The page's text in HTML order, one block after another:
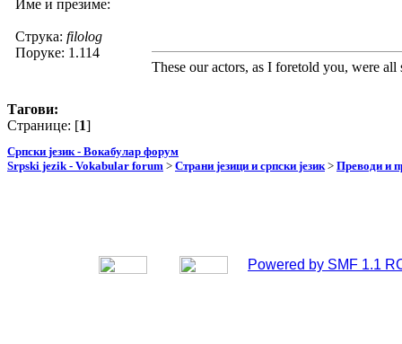
Име и презиме:
Струка: filolog
Поруке: 1.114
These our actors, as I foretold you, were
Тагови:
Странице: [1]
Српски језик - Вокабулар форум
Srpski jezik - Vokabular forum > Страни језици и српски језик> Преводи и
Powered by SMF 1.1